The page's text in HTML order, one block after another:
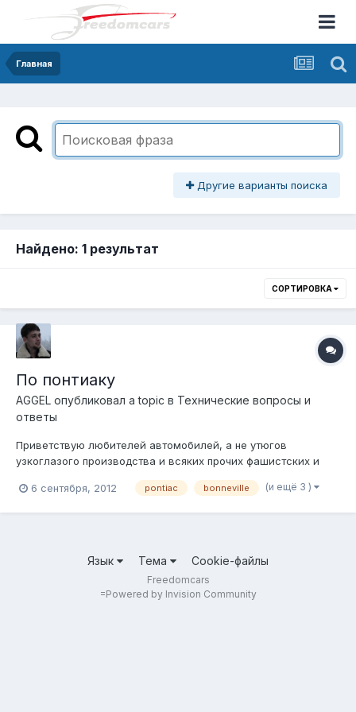
Главная
Другие варианты поиска
Найдено: 1 результат
СОРТИРОВКА
По понтиаку
AGGEL опубликовал a topic в Технические вопросы и
ответы
Приветствую любителей автомобилей, а не утюгов
узкоглазого производства и всяких прочих фашистских и
совета хотя бы! В моём профиле есть ссылка на мою
6 сентября, 2012 pontiac bonneville (и ещё 3 )
Язык Тема Cookie-файлы
Freedomcars
=Powered by Invision Community